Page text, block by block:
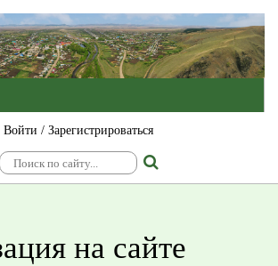
Войти / Зарегистрироваться
на сайте